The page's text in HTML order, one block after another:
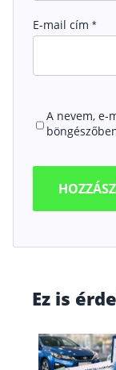
E-mail cím *
A nevem, e-
Ez is